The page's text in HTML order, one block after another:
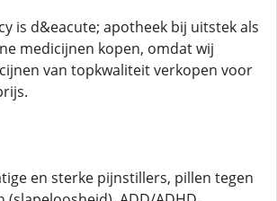
is d&eacute; apotheek bij uitstek als
medicijnen kopen, omdat wij
van topkwaliteit verkopen voor
en sterke pijnstillers, pillen tegen